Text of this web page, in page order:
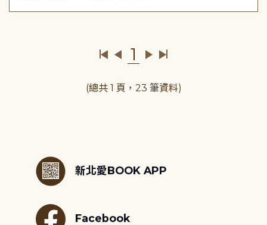
1
(總共 1 頁，23 筆資料)
新北愛BOOK APP
Facebook